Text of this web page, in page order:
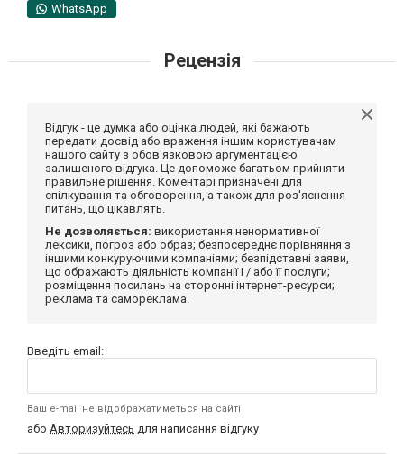
WhatsApp
Рецензія
Відгук - це думка або оцінка людей, які бажають
передати досвід або враження іншим користувачам
нашого сайту з обов'язковою аргументацією
залишеного відгука. Це допоможе багатьом прийняти
правильне рішення. Коментарі призначені для
спілкування та обговорення, а також для роз'яснення
питань, що цікавлять.
Не дозволяється: використання ненормативної
лексики, погроз або образ; безпосереднє порівняння з
іншими конкуруючими компаніями; безпідставні заяви,
що ображають діяльність компанії і / або її послуги;
розміщення посилань на сторонні інтернет-ресурси;
реклама та самореклама.
Введіть email:
Ваш e-mail не відображатиметься на сайті
або Авторизуйтесь для написання відгуку